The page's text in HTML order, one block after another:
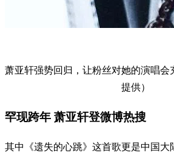
萧亚轩强势回归，让粉丝对她的演唱会
提供）
罕现跨年 萧亚轩登微博热搜
其中《遗失的心跳》这首歌更是中国大